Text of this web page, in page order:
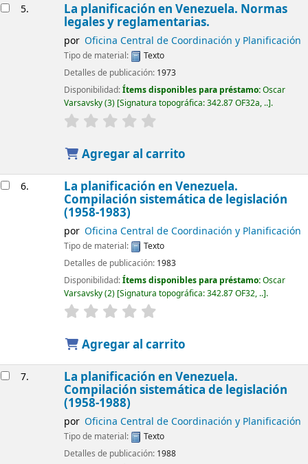
5. La planificación en Venezuela. Normas
legales y reglamentarias.
por Oficina Central de Coordinación y Planificación
Tipo de material:
Texto
Detalles de publicación: 1973
Disponibilidad:Ítems disponibles para préstamo:Oscar
Varsavsky(3) Signatura topográfica:342.87 OF32a, .. .
Agregar al carrito
6. La planificación en Venezuela.
Compilación sistemática de legislación
(1958-1983)
por Oficina Central de Coordinación y Planificación
Tipo de material:
Texto
Detalles de publicación: 1983
Disponibilidad:Ítems disponibles para préstamo:Oscar
Varsavsky(2) Signatura topográfica:342.87 OF32, .. .
Agregar al carrito
7. La planificación en Venezuela.
Compilación sistemática de legislación
(1958-1988)
por Oficina Central de Coordinación y Planificación
Tipo de material:
Texto
Detalles de publicación: 1988